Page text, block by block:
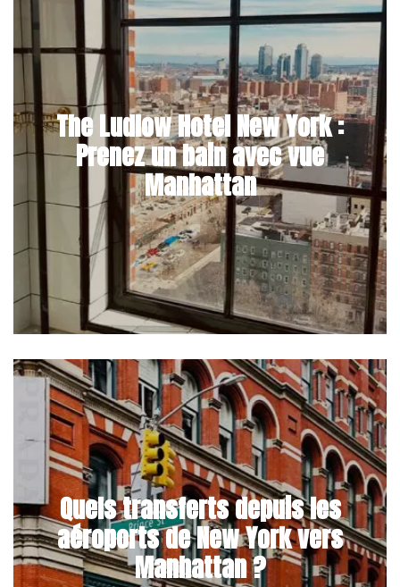
The Ludlow Hotel New York :
Prenez un bain avec vue
Manhattan
Quels transferts depuis les
aéroports de New York vers
Manhattan ?